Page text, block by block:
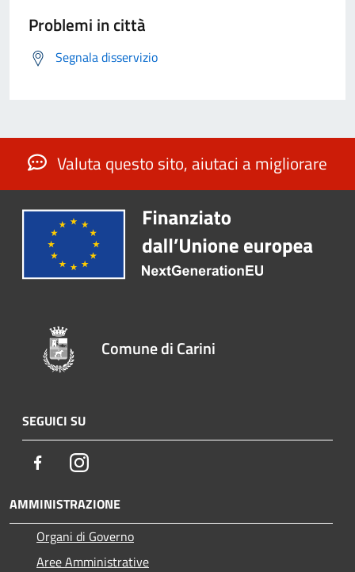
Problemi in città
Segnala disservizio
Valuta questo sito, aiutaci a migliorare
Comune di Carini
SEGUICI SU
FacebookInstagram
AMMINISTRAZIONE
Organi di Governo
Aree Amministrative